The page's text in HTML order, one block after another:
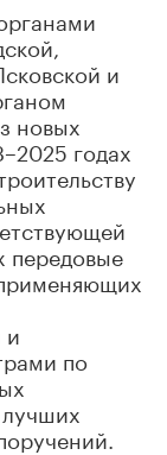
и
новых
годах
передовые
и
по